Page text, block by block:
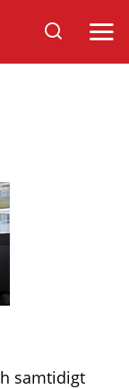
Sök
på
Varnamo.se
Öppna
samtidigt